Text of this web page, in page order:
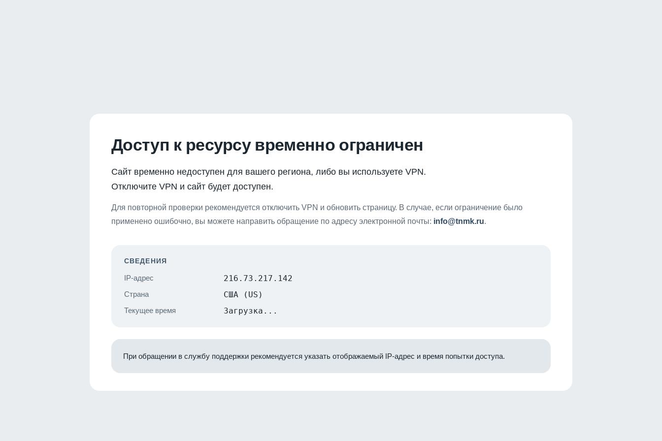
Доступ к ресурсу временно ограничен
Сайт временно недоступен для вашего региона, либо вы используете VPN.
Отключите VPN и сайт будет доступен.
Для повторной проверки рекомендуется отключить VPN и обновить страницу. В случае, если ограничение было
применено ошибочно, вы можете направить обращение по адресу электронной почты: info@tnmk.ru.
СВЕДЕНИЯ
IP-адрес 216.73.217.142
Страна США (US)
Текущее время Загрузка...
При обращении в службу поддержки рекомендуется указать отображаемый IP-адрес и время попытки доступа.